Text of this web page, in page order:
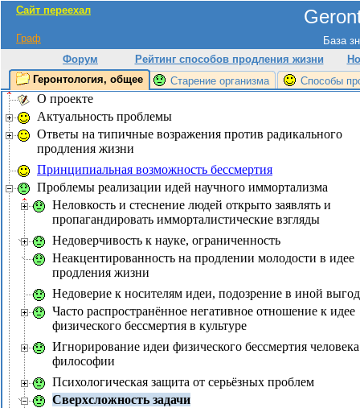
Сайт переехал
База
Граф
Форум
Рейтинг способов продления жизни
Геронтология, общее
Старение организма Способы
О проекте
Актуальность проблемы
Ответы на типичные возражения против радикального
продления жизни
Принципиальная возможность бессмертия
Проблемы реализации идей научного иммортализма
Неловкость и стеснение людей открыто заявлять и
пропагандировать имморталистические взгляды
Недоверчивость к науке, ограниченность
Неакцентированность на продлении молодости в идее
продления жизни
Недоверие к носителям идеи, подозрение в иной
Часто распространённое негативное отношение к идее
физического бессмертия в культуре
Игнорирование идеи физического бессмертия
философии
Психологическая защита от серьёзных проблем
Сверхсложность задачи